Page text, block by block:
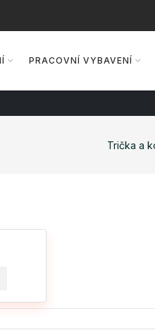
PRACOVNÍ VYBAVENÍ
Trička a